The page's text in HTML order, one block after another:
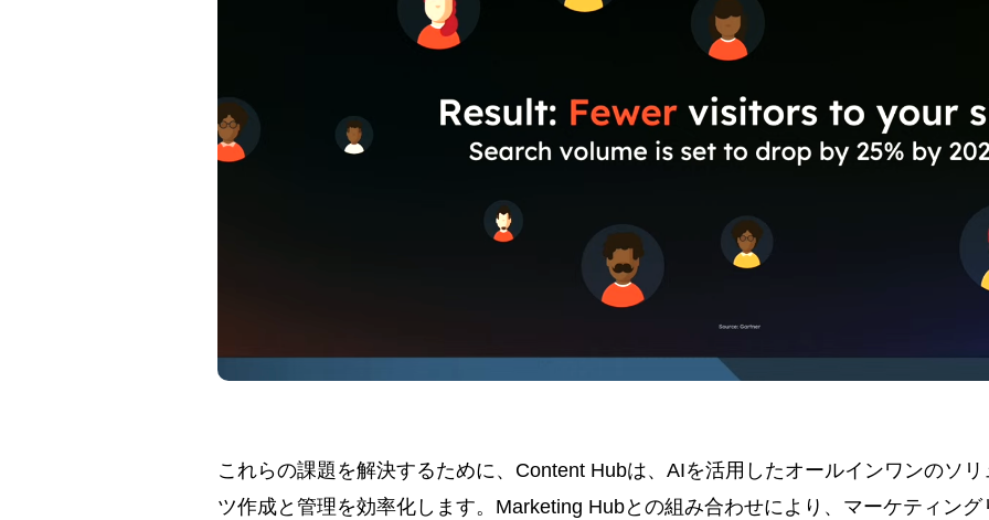
これらの課題を解決するために、 Content Hubは、AIを活用したオールインワンのソ
ツ作成と管理を効率化します。 Marketing Hubとの組み合わせにより、マーケティン